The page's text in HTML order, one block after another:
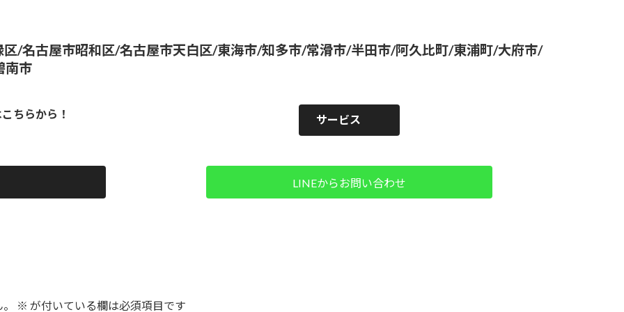
/名古屋市昭和区/名古屋市天白区/東海市/知多市/常滑市/半田市/阿久比町/東浦町/大府市/
南市
ちらから！ サービス
LINEからお問い合わせ
※ が付いている欄は必須項目です